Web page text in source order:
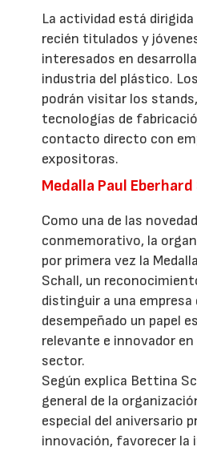
La actividad está
recién titulados y
interesados en
industria del plástico.
podrán visitar los
tecnologías de
contacto directo con
expositoras.
Medalla Paul Eberhard
Como una de las
conmemorativo, la
por primera vez la
Schall, un
distinguir a una empresa
desempeñado un papel
relevante e innovador en
sector.
Según explica Bettina
general de la
especial del aniversario
innovación, favorecer la